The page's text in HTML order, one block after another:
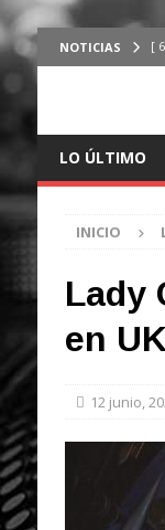
NOTICIAS [
LO ÚLTIMO
INICIO
Lady
en
12 junio,